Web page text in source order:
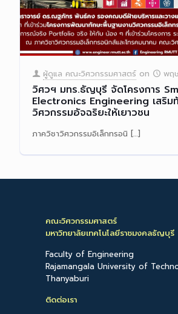
ผู้ดูแล คณะวิศวกรรมศาสตร์ on พฤ
วิศวฯ มทร.ธัญบุรี จัดโครงการ
Electronics Engineering เสริม
วิศวกรรมอัจฉริยะให้เยาวชน
ภาควิชาวิศวกรรมอิเล็กทรอนิ […]
คณะวิศวกรรมศาสตร์
มหาวิทยาลัยเทคโนโลยีราชมงคลธัญบุรี
Faculty of Engineering
Rajamangala University of
Thanyaburi
ติดต่อเรา